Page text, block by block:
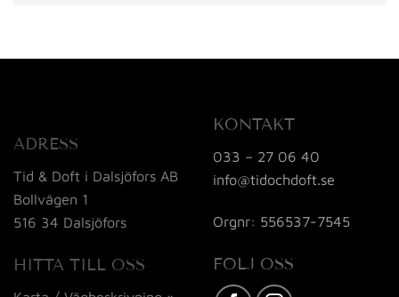
ADRESS
Tid & Doft i Dalsjöfors AB
Bollvägen 1
516 34 Dalsjöfors
HITTA TILL OSS
KONTAKT
033 – 27 06 40
info@tidochdoft.se
Orgnr: 556537-7545
FÖLJ OSS